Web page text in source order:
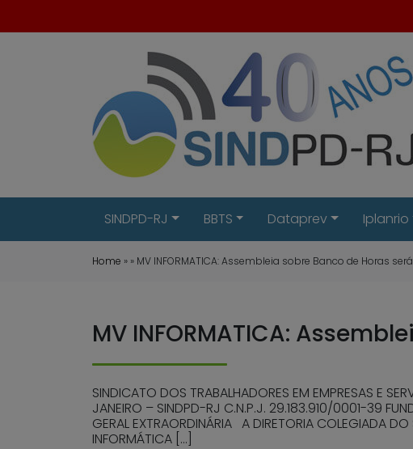
SINDPD-RJ BBTS Dataprev Iplanrio
Home » » MV INFORMATICA: Assembleia sobre Banco de Horas
MV INFORMATICA:
SINDICATO DOS TRABALHADORES EM EMPRESAS E
JANEIRO – SINDPD-RJ C.N.P.J. 29.183.910/0001-39
GERAL EXTRAORDINÁRIA A DIRETORIA COLEGIADA
INFORMÁTICA […]